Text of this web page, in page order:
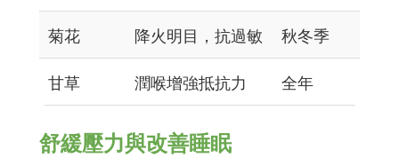
菊花 降火明目，抗過敏 秋冬季
甘草 潤喉增強抵抗力 全年
舒緩壓力與改善睡眠